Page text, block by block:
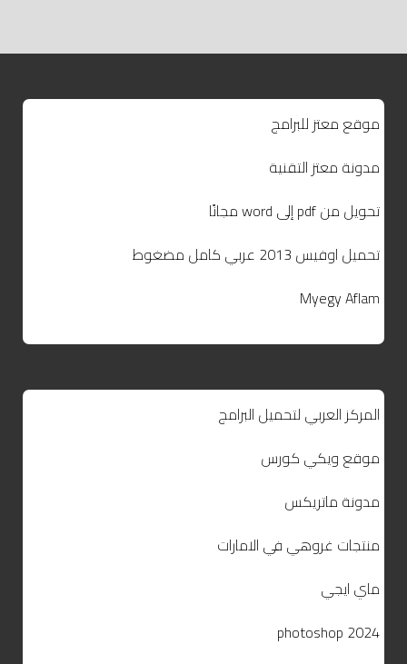
موقع معتز للبرامج
مدونة معتز التقنية
تحويل من pdf إلى word مجانًا
تحميل اوفيس 2013 عربي كامل مضغوط
Myegy Aflam
المركز العربي لتحميل البرامج
موقع ويكي كورس
مدونة ماتريكس
منتجات غروهي في الامارات
ماي ايجي
photoshop 2024